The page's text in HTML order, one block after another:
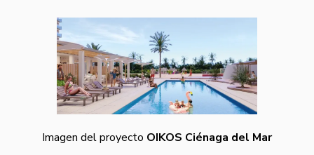
Imagen del proyecto OIKOS Ciénaga del Mar